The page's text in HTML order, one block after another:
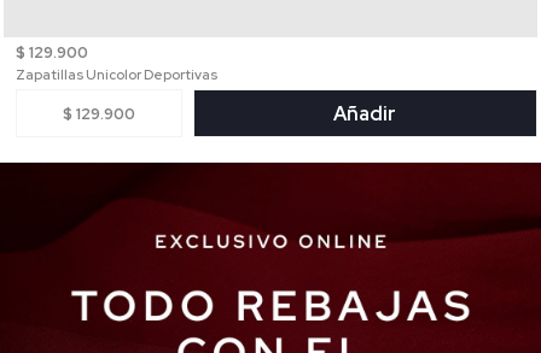
$ 129.900
Zapatillas Unicolor Deportivas
$ 129.900 Añadir